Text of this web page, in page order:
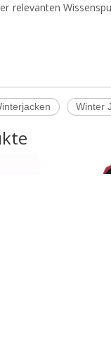
relevanten
Winter